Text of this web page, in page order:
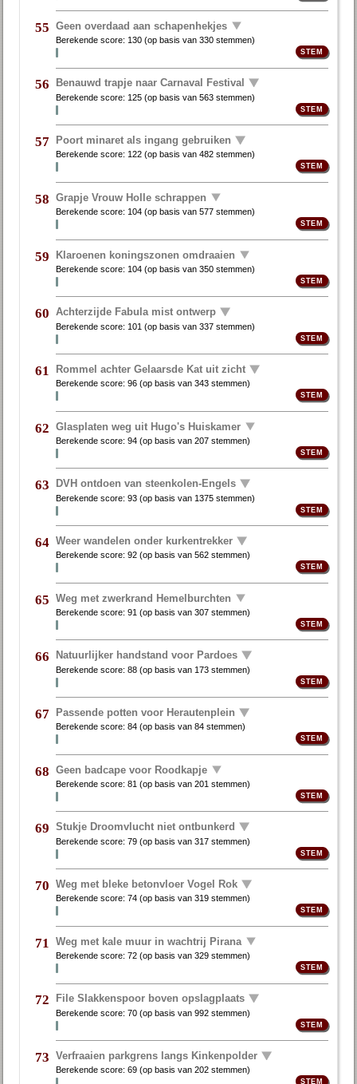
55 Geen overdaad aan schapenhekjes
Berekende score: 130 (op basis van330 stemmen)
56 Benauwd trapje naar Carnaval Festival
Berekende score: 125 (op basis van563 stemmen)
57 Poort minaret als ingang gebruiken
Berekende score:122 (op basis van482 stemmen)
58 Grapje Vrouw Holle schrappen
Berekende score: 104 (op basis van577 stemmen)
59 Klaroenen koningszonen omdraaien
Berekende score: 104 (op basis van350 stemmen)
60 Achterzijde Fabula mist ontwerp
Berekende score: 101 (op basis van337 stemmen)
61 Rommel achter Gelaarsde Kat uit zicht
Berekende score:96 (op basis van343 stemmen)
62 Glasplaten weg uit Hugo's Huiskamer
Berekende score:94 (op basis van207 stemmen)
63 DVH ontdoen van steenkolen-Engels
Berekende score:93 (op basis van 1375 stemmen)
64 Weer wandelen onder kurkentrekker
Berekende score:92 (op basis van562 stemmen)
65 Weg met zwerkrand Hemelburchten
Berekende score:91 (op basis van307 stemmen)
66 Natuurlijker handstand voor Pardoes
Berekende score:88 (op basis van 173 stemmen)
67 Passende potten voor Herautenplein
Berekende score:84 (op basis van84 stemmen)
68 Geen badcape voor Roodkapje
Berekende score:81 (op basis van201 stemmen)
69 Stukje Droomvlucht niet ontbunkerd
Berekende score:79 (op basis van317 stemmen)
70 Weg met bleke betonvloer Vogel Rok
Berekende score:74 (op basis van319 stemmen)
71 Weg met kale muur in wachtrij Pirana
Berekende score:72 (op basis van329 stemmen)
72 File Slakkenspoor boven opslagplaats
Berekende score:70 (op basis van992 stemmen)
73 Verfraaien parkgrens langs Kinkenpolder
Berekende score:69 (op basis van202 stemmen)